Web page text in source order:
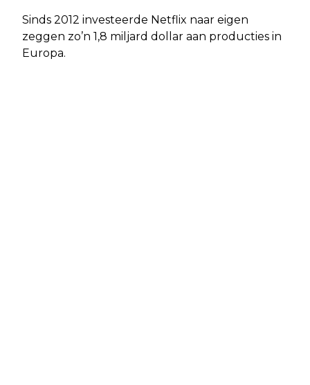
Sinds 2012 investeerde Netflix naar eigen
zeggen zo’n 1,8 miljard dollar aan producties in
Europa.